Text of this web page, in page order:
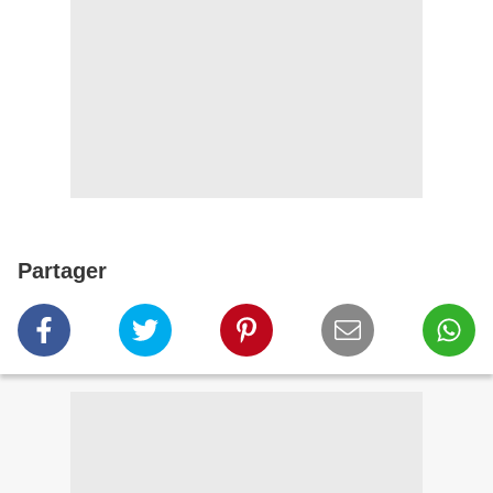
Partager